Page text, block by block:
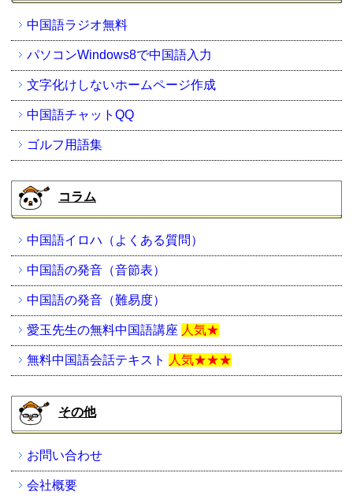
中国語ラジオ無料
パソコンWindows8で中国語入力
文字化けしないホームページ作成
中国語チャットQQ
ゴルフ用語集
コラム
中国語イロハ（よくある質問）
中国語の発音（音節表）
中国語の発音（難易度）
愛玉先生の無料中国語講座 人気★
無料中国語会話テキスト 人気★★★
その他
お問い合わせ
会社概要